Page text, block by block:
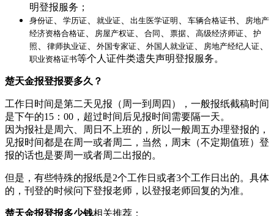
明登报服务；
身份证 学历证 就业证 出生医学证明 车辆合格证书
房地产
经济资格合格证
房屋产权证 合同 票据 高级经济师证
护
照
律师执业证 外国专家证 外国人就业证 房地产经纪人证
职业资格证书等个人证件类遗失声明登报服务。
楚天金报登报要多久？
工作日时间是第二天见报（周一到周四），一般报纸截稿时间
是下午的15：00，超过时间后见报时间需要隔一天。
因为报社是周六、周日不上班的，所以一般周五办理登报的，
见报时间都是在周一或者周二，当然，周末（不定期值班）登
报的话也是要周一或者周二出报的。
但是，有些特殊的报纸是2个工作日或者3个工作日出的。具体
的，刊登的时候问下登报老师，以登报老师回复的为准。
楚天金报登报多少钱相关推荐：